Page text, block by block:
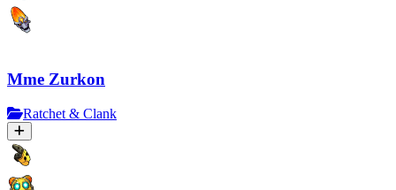
Mme Zurkon
Ratchet & Clank